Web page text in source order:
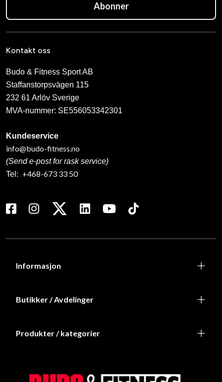
Abonner
Kontakt oss
Budo & Fitness Sport AB
Staffanstorpsvägen 115
232 61 Arlöv Sverige
MVA-nummer: SE556053342301
Kundeservice
info@budo-fitness.no
(Send e-post for rask service)
Tel: +468-673 33 50
Informasjon
Butikker / Avdelinger
Produkter / kategorier